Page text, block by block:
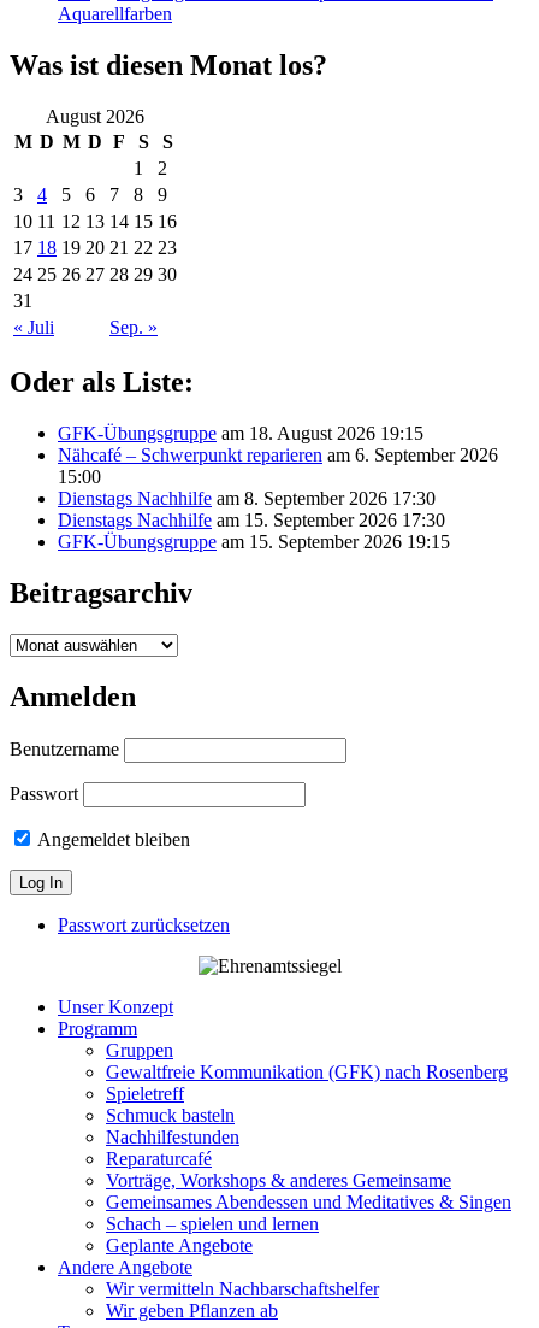
Aquarellfarben
Was ist diesen Monat los?
August 2026
M D M D F S
S
1
2
3
4 5 6 7 8
9
10 11 12 13 14 15 16
17 18 19 20 21 22 23
24 25 26 27 28 29 30
31
« Juli
Sep. »
Oder als Liste:
GFK-Übungsgruppe am 18. August 2026 19:15
Nähcafé – Schwerpunkt reparieren am 6. September 2026
15:00
Dienstags Nachhilfe am 8. September 2026 17:30
Dienstags Nachhilfe am 15. September 2026 17:30
GFK-Übungsgruppe am 15. September 2026 19:15
Beitragsarchiv
Beitragsarchiv
Anmelden
Benutzername
Passwort
Angemeldet bleiben
Passwort zurücksetzen
Unser Konzept
Programm
Gruppen
Gewaltfreie Kommunikation (GFK) nach Rosenberg
Spieletreff
Schmuck basteln
Nachhilfestunden
Reparaturcafé
Vorträge, Workshops & anderes Gemeinsame
Gemeinsames Abendessen und Meditatives & Singen
Schach – spielen und lernen
Geplante Angebote
Andere Angebote
Wir vermitteln Nachbarschaftshelfer
Wir geben Pflanzen ab